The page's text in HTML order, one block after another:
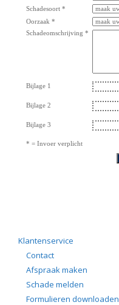
Klantenservice
Contact
Afspraak maken
Schade melden
Formulieren downloaden